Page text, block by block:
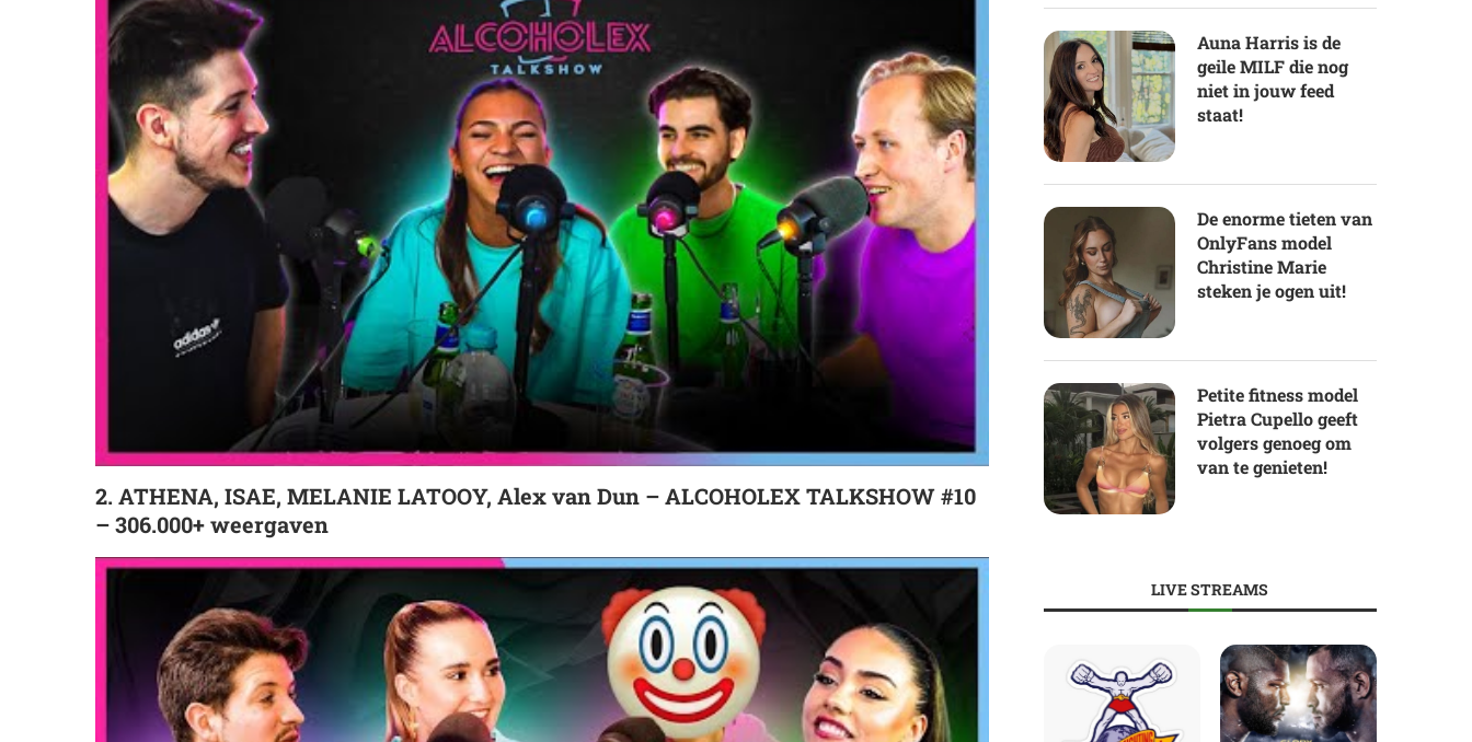
2. ATHENA, ISAE, MELANIE LATOOY, Alex van Dun – ALCOHOLEX TALKSHOW #10
– 306.000+ weergaven
Auna Harris is de
geile MILF die nog
niet in jouw feed
staat!
De enorme tieten van
OnlyFans model
Christine Marie
steken je ogen uit!
Petite fitness model
Pietra Cupello geeft
volgers genoeg om
van te genieten!
LIVE STREAMS